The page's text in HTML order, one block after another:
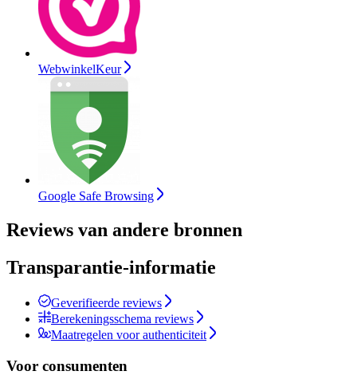
WebwinkelKeur
Google Safe Browsing
Reviews van andere bronnen
Transparantie-informatie
Geverifieerde reviews
Berekeningsschema reviews
Maatregelen voor authenticiteit
Voor consumenten